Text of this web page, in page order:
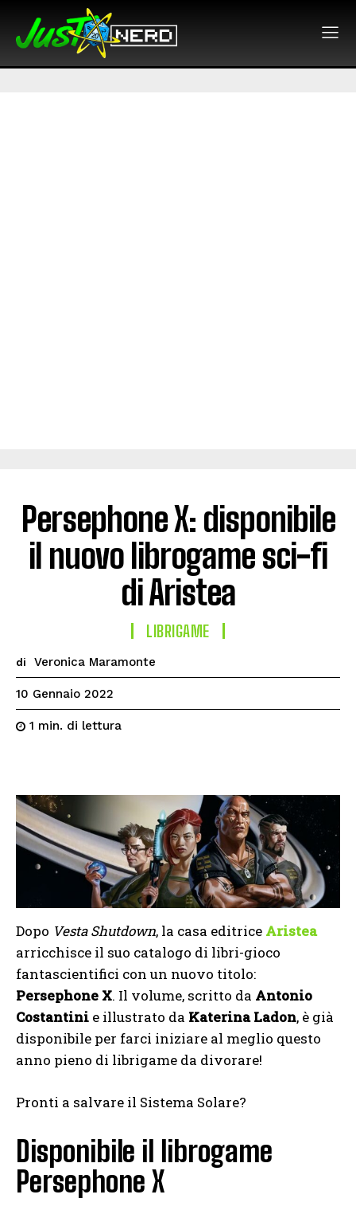
Persephone X: disponibile
il nuovo librogame sci-fi
di Aristea
LIBRIGAME
di Veronica Maramonte
10 Gennaio 2022
1 min. di lettura
Dopo Vesta Shutdown, la casa editrice Aristea
arricchisce il suo catalogo di libri-gioco
fantascientifici con un nuovo titolo:
Persephone X. Il volume, scritto da Antonio
Costantini e illustrato da Katerina Ladon, è già
disponibile per farci iniziare al meglio questo
anno pieno di librigame da divorare!
Pronti a salvare il Sistema Solare?
Disponibile il librogame
Persephone X